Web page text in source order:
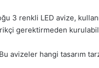
3 renkli LED avize,
gerektirmeden
avizeler hangi tasarım